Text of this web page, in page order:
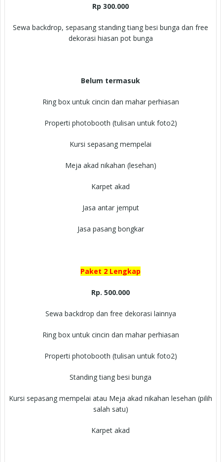
Rp 300.000
Sewa backdrop, sepasang standing tiang besi bunga dan free
dekorasi hiasan pot bunga
Belum termasuk
Ring box untuk cincin dan mahar perhiasan
Properti photobooth (tulisan untuk foto2)
Kursi sepasang mempelai
Meja akad nikahan (lesehan)
Karpet akad
Jasa antar jemput
Jasa pasang bongkar
Paket 2 Lengkap
Rp. 500.000
Sewa backdrop dan free dekorasi lainnya
Ring box untuk cincin dan mahar perhiasan
Properti photobooth (tulisan untuk foto2)
Standing tiang besi bunga
Kursi sepasang mempelai atau Meja akad nikahan lesehan (pilih
salah satu)
Karpet akad